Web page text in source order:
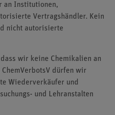
an Institutionen,
Vertragshändler. Kein
nicht autorisierte
wir keine Chemikalien an
dürfen wir
Wiederverkäufer und
und Lehranstalten